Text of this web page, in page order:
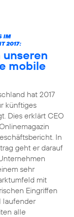
IM
2017:
mobile
hat 2017
künftiges
Dies erklärt CEO
In
geht er darauf
sehr
mit
Eingriffen
laufender
alle